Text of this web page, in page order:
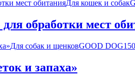
Для кошек и собак
обработки мест
Для собак и щенковGOOD DOG
и запаха»